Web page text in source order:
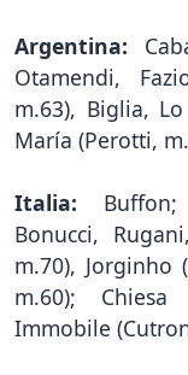
Argentina:
Otamendi,
m.63), Biglia,
María (Perotti,
Italia: Buffon;
Bonucci,
m.70), Jorginho
m.60);
Immobile